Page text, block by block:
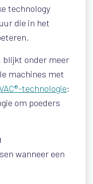
technology
die in het
blijkt onder meer
machines met
technologie:
om poeders
wanneer een